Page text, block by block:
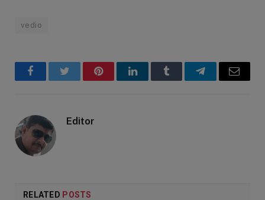
vedio
FacebookTwitter PinterestLinkedInTumblr TelegramEmail
Editor
RELATED POSTS